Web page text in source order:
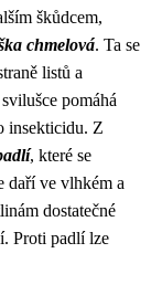
škůdcem,
chmelová. Ta se
listů a
pomáhá
insekticidu. Z
, které se
daří ve vlhkém a
dostatečné
Proti padlí lze